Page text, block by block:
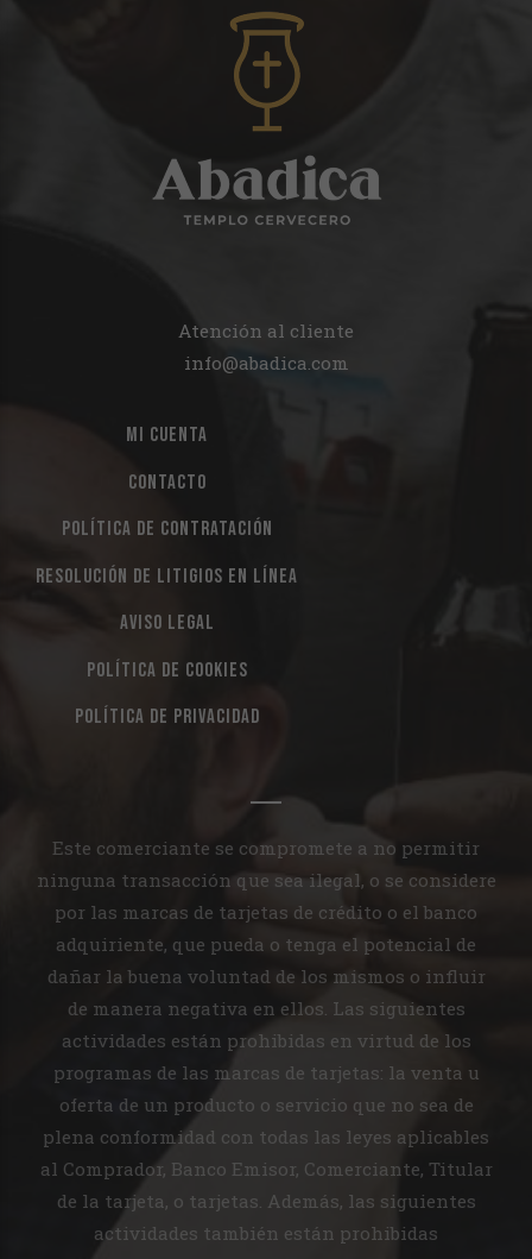
Atención al cliente
info@abadica.com
MI CUENTA
CONTACTO
POLÍTICA DE CONTRATACIÓN
RESOLUCIÓN DE LITIGIOS EN LÍNEA
AVISO LEGAL
POLÍTICA DE COOKIES
POLÍTICA DE PRIVACIDAD
Este comerciante se compromete a no permitir
ninguna transacción que sea ilegal, o se considere
por las marcas de tarjetas de crédito o el banco
adquiriente, que pueda o tenga el potencial de
dañar la buena voluntad de los mismos o influir
de manera negativa en ellos. Las siguientes
actividades están prohibidas en virtud de los
programas de las marcas de tarjetas: la venta u
oferta de un producto o servicio que no sea de
plena conformidad con todas las leyes aplicables
al Comprador, Banco Emisor, Comerciante, Titular
de la tarjeta, o tarjetas. Además, las siguientes
actividades también están prohibidas